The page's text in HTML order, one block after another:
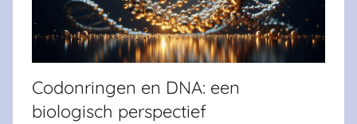
Codonringen en DNA: een
biologisch perspectief